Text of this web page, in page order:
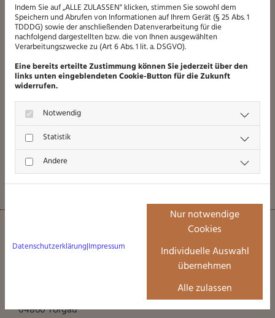
Ich habe die Datenschutzerklärung zur Kenntnis
genommen und stimme der Verarbeitung meiner
Daten zu. *
* Pflichtfeld
ANSCHRIFT
04860 Torgau
Indem Sie auf „ALLE ZULASSEN" klicken, stimmen Sie sowohl dem
Speichern und Abrufen von Informationen auf Ihrem Gerät (§ 25 Abs. 1
TDDDG) sowie der anschließenden Datenverarbeitung für die
nachfolgend dargestellten bzw. die von Ihnen ausgewählten
Verarbeitungszwecke zu (Art 6 Abs. 1 lit. a. DSGVO).
Eine bereits erteilte Zustimmung können Sie jederzeit über den
links unten eingeblendeten Cookie-Button für die Zukunft
widerrufen.
Notwendig
Statistik
Andere
Datenschutzerklärung|Impressum
Nur notwendige
Cookies
Individuelle Auswahl
übernehmen
Alle zulassen